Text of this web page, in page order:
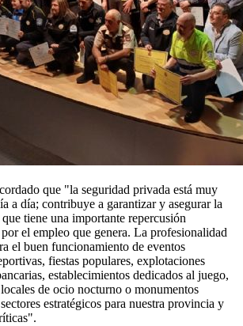
que "la seguridad privada está muy
a día; contribuye a garantizar y asegurar la
tiene una importante repercusión
el empleo que genera. La profesionalidad
el buen funcionamiento de eventos
fiestas populares, explotaciones
establecimientos dedicados al juego,
de ocio nocturno o monumentos
estratégicos para nuestra provincia y